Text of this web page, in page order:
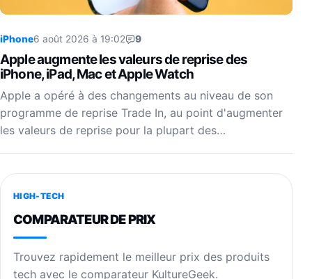
iPhone6 août 2026 à 19:02 9
Apple augmente les valeurs de reprise des
iPhone, iPad, Mac et Apple Watch
Apple a opéré à des changements au niveau de son
programme de reprise Trade In, au point d'augmenter
les valeurs de reprise pour la plupart des…
HIGH-TECH
COMPARATEUR DE PRIX
Trouvez rapidement le meilleur prix des produits
tech avec le comparateur KultureGeek.